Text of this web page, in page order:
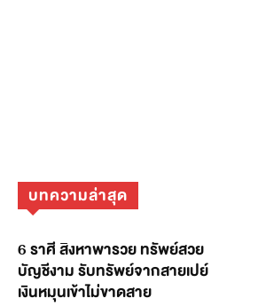
บทความล่าสุด
6 ราศี สิงหาพารวย ทรัพย์สวย
บัญชีงาม รับทรัพย์จากสายเปย์
เงินหมุนเข้าไม่ขาดสาย